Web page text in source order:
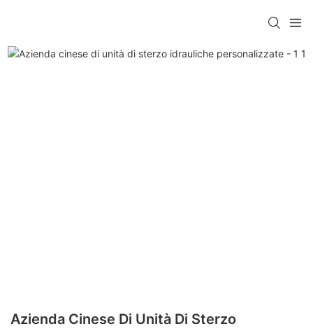
Azienda Cinese Di Unità Di Sterzo